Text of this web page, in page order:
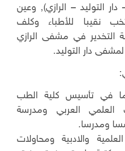
التوليد – الرازي), وعين
نقيبا للأطباء وكلف
التخدير في مشفى الرازي
دار التوليد.
في تأسيس كلية الطب
العلمي العربي ومدرسة
ومدرسا.
والادبية ومحاولات